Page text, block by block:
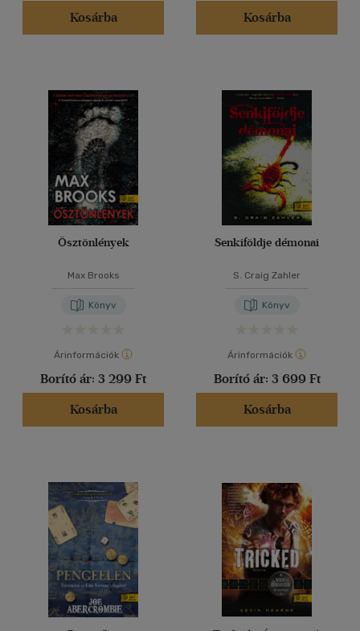
Kosárba
Kosárba
Ösztönlények
Max Brooks
Könyv
Árinformációk
Borító ár: 3 299 Ft
Kosárba
Senkiföldje démonai
S. Craig Zahler
Könyv
Árinformációk
Borító ár: 3 699 Ft
Kosárba